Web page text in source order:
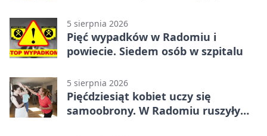
5 sierpnia 2026
Pięć wypadków w Radomiu i
powiecie. Siedem osób w szpitalu
5 sierpnia 2026
Pięćdziesiąt kobiet uczy się
samoobrony. W Radomiu ruszyły